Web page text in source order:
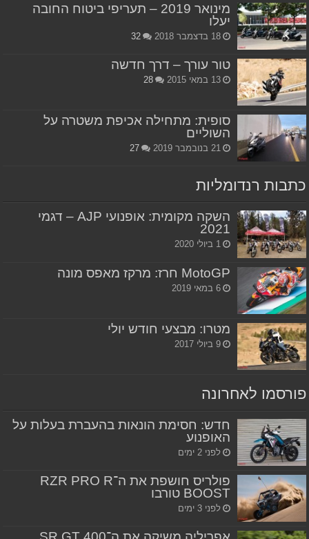
מינואר 2019 – תעריפי ביטוח החובה
יעלו
18 בדצמבר 2018 32
טור עורך – דרך חדשה
13 במאי 2015 28
סופית: מתחילה אכיפת משטרה על
השוליים
21 בנובמבר 2019 27
כתבות רנדומליות
השקה מקומית: אופנועי AJP – דגמי
2021
1 ביולי 2020
MotoGP חרז: מרקז מאפס מונה
6 במאי 2019
מטרו: מבצעי חודש יולי
9 ביולי 2017
פורסמו לאחרונה
חדש: חסימת הונאות בהעברת בעלות על
האופנוע
לפני 2 ימים
פולריס חושפת את ה־RZR PRO R
BOOST טורבו
לפני 3 ימים